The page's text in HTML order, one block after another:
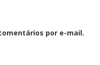
por e-mail.